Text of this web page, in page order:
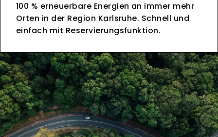
100 % erneuerbare Energien an immer mehr
Orten in der Region Karlsruhe. Schnell und
einfach mit Reservierungsfunktion.